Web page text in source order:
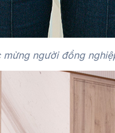
người đồng